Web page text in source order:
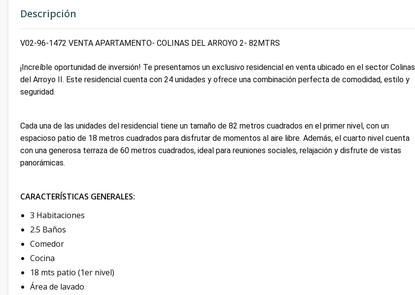
Descripción
V02-96-1472 VENTA APARTAMENTO- COLINAS DEL ARROYO 2- 82MTRS
¡Increíble oportunidad de inversión! Te presentamos un exclusivo residencial en venta ubicado en el sector Colinas
del Arroyo II. Este residencial cuenta con 24 unidades y ofrece una combinación perfecta de comodidad, estilo y
seguridad.
Cada una de las unidades del residencial tiene un tamaño de 82 metros cuadrados en el primer nivel, con un
espacioso patio de 18 metros cuadrados para disfrutar de momentos al aire libre. Además, el cuarto nivel cuenta
con una generosa terraza de 60 metros cuadrados, ideal para reuniones sociales, relajación y disfrute de vistas
panorámicas.
CARACTERÍSTICAS GENERALES:
3 Habitaciones
2.5 Baños
Comedor
Cocina
18 mts patio (1er nivel)
Área de lavado